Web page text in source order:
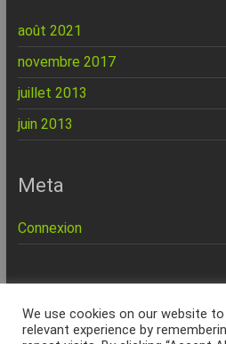
août 2021
novembre 2017
juillet 2013
juin 2013
Meta
Connexion
Marseille
We use cookies on our website
relevant experience by